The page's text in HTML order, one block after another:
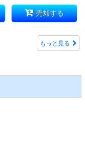
売却する
もっと見る